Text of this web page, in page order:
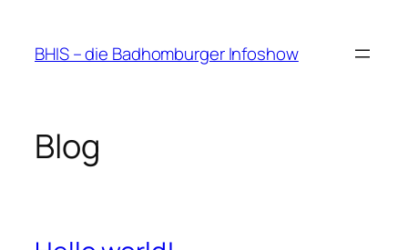
springen
BHIS – die Badhomburger Infoshow
Blog